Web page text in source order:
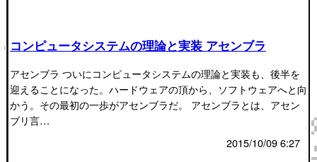
コンピュータシステムの理論と実装 アセンブラ
アセンブラ ついにコンピュータシステムの理論と実装も、後半を
迎えることになった。ハードウェアの頂から、ソフトウェアへと向
かう。その最初の一歩がアセンブラだ。 アセンブラとは、アセン
ブリ言…
2015/10/09 6:27